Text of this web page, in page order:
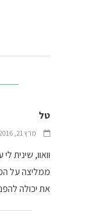
טל
מרץ 21, 2016 בשעה 10:52 pm
וואוו, שינית
ממליצה על
את יכולה